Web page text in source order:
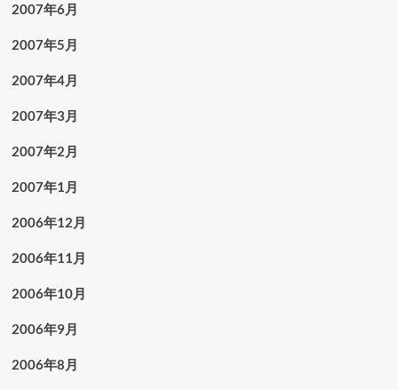
2007年6月
2007年5月
2007年4月
2007年3月
2007年2月
2007年1月
2006年12月
2006年11月
2006年10月
2006年9月
2006年8月